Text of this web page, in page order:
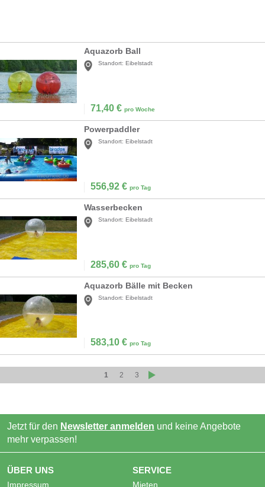
Aquazorb Ball
Standort: Eibelstadt
71,40 € pro Woche
Powerpaddler
Standort: Eibelstadt
556,92 € pro Tag
Wasserbecken
Standort: Eibelstadt
285,60 € pro Tag
Aquazorb Bälle mit Becken
Standort: Eibelstadt
583,10 € pro Tag
1 2 3
Jetzt für den Newsletter anmelden und keine Angebote
mehr verpassen!
ÜBER UNS
Impressum
SERVICE
Mieten